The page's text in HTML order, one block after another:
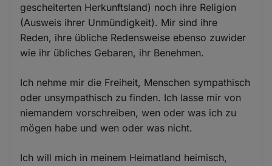
gescheiterten Herkunftsland) noch ihre Religion
(Ausweis ihrer Unmündigkeit). Mir sind ihre
Reden, ihre übliche Redensweise ebenso zuwider
wie ihr übliches Gebaren, ihr Benehmen.
Ich nehme mir die Freiheit, Menschen sympathisch
oder unsympathisch zu finden. Ich lasse mir von
niemandem vorschreiben, wen oder was ich zu
mögen habe und wen oder was nicht.
Ich will mich in meinem Heimatland heimisch,